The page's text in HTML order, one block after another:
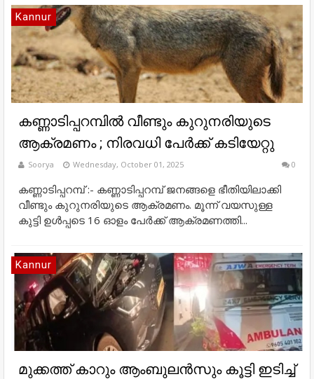
Kannur
കണ്ണാടിപ്പറമ്പിൽ വീണ്ടും കുറുനരിയുടെ
ആക്രമണം ; നിരവധി പേർക്ക് കടിയേറ്റു
Soorya Wednesday, October 01, 2025 0
കണ്ണാടിപ്പറമ്പ് :- കണ്ണാടിപ്പറമ്പ് ജനങ്ങളെ ഭീതിയിലാക്കി
വീണ്ടും കുറുനരിയുടെ ആക്രമണം. മൂന്ന് വയസുള്ള
കുട്ടി ഉൾപ്പടെ 16 ഓളം പേർക്ക് ആക്രമണത്തി...
Kannur
മുക്കത്ത് കാറും ആംബുലൻസും കൂട്ടി ഇടിച്ച്